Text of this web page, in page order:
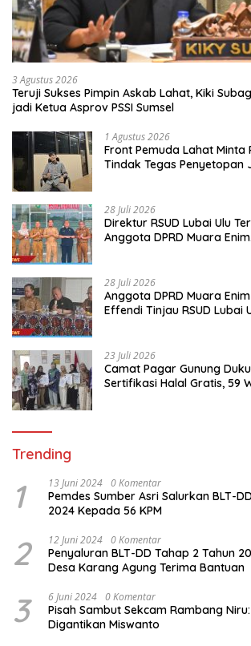
3 Agustus 2026
Teruji Sukses Pimpin Askab Lahat, Kiki
jadi Ketua Asprov PSSI Sumsel
1 Agustus 2026
Front Pemuda Lahat Minta
Tindak Tegas Penyetopan
28 Juli 2026
Direktur RSUD Lubai Ulu
Anggota DPRD Muara
28 Juli 2026
Anggota DPRD Muara
Effendi Tinjau RSUD Lubai
23 Juli 2026
Camat Pagar Gunung
Sertifikasi Halal Gratis, 59
Trending
1 13 Juni 2024 0 Komentar
Pemdes Sumber Asri Salurkan BLT-
2024 Kepada 56 KPM
2 12 Juni 2024 0 Komentar
Penyaluran BLT-DD Tahap 2 Tahun
Desa Karang Agung Terima Bantuan
3 6 Juni 2024 0 Komentar
Pisah Sambut Sekcam Rambang
Digantikan Miswanto